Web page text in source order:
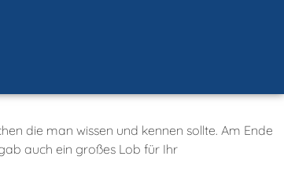
die man wissen und kennen sollte. Am Ende
auch ein großes Lob für Ihr